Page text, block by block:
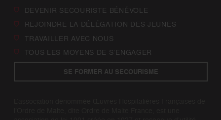
DEVENIR SECOURISTE BÉNÉVOLE
REJOINDRE LA DÉLÉGATION DES JEUNES
TRAVAILLER AVEC NOUS
TOUS LES MOYENS DE S’ENGAGER
SE FORMER AU SECOURISME